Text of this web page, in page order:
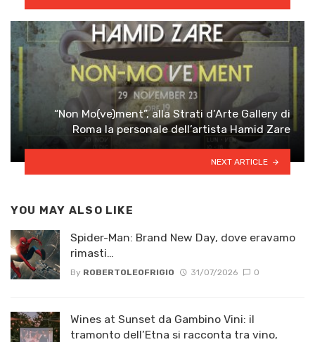
“Non Mo(ve)ment”, alla Strati d’Arte Gallery di
Roma la personale dell’artista Hamid Zare
NEXT ARTICLE
YOU MAY ALSO LIKE
Spider-Man: Brand New Day, dove eravamo
rimasti…
By ROBERTOLEOFRIGIO 31/07/2026 0
Wines at Sunset da Gambino Vini: il
tramonto dell’Etna si racconta tra vino,